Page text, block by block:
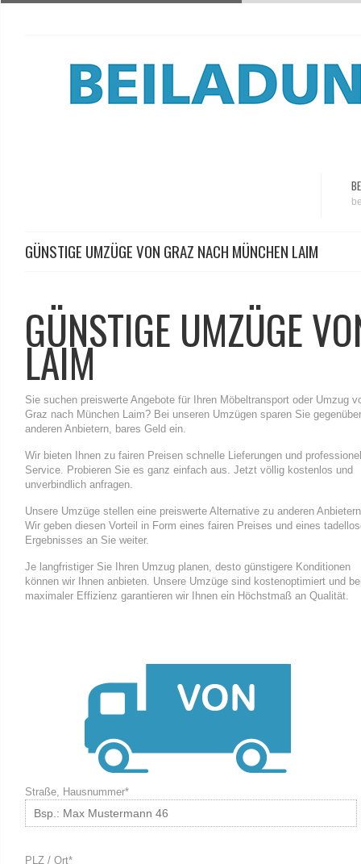
GÜNSTIGE UMZÜGE VON GRAZ NACH MÜNCHEN LAIM
GÜNSTIGE UMZÜGE
LAIM
Sie suchen preiswerte Angebote für Ihren Möbeltransport oder Umzug
Graz nach München Laim? Bei unseren Umzügen sparen Sie gegenüber
anderen Anbietern, bares Geld ein.
Wir bieten Ihnen zu fairen Preisen schnelle Lieferungen und
Service. Probieren Sie es ganz einfach aus. Jetzt völlig kostenlos und
unverbindlich anfragen.
Unsere Umzüge stellen eine preiswerte Alternative zu anderen
Wir geben diesen Vorteil in Form eines fairen Preises und eines
Ergebnisses an Sie weiter.
Je langfristiger Sie Ihren Umzug planen, desto günstigere Konditionen
können wir Ihnen anbieten. Unsere Umzüge sind kostenoptimiert und
maximaler Effizienz garantieren wir Ihnen ein Höchstmaß an Qualität.
Straße, Hausnummer*
PLZ / Ort*